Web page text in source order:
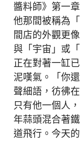
醬料師》第一
他那間被稱為
間店的外觀更
與「宇宙」或
正在對著一缸
泥嘆氣。「你
聲細語，彷彿
只有他一個人
年蒜頭混合著
道飛行。今天